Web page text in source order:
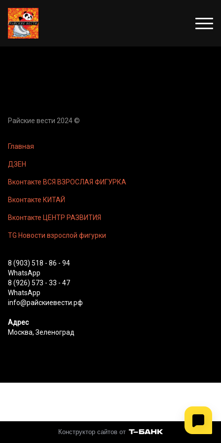
Райские вести 2024 ©
Главная
ДЗЕН
Вконтакте ВСЯ ВЗРОСЛАЯ ФИГУРКА
Вконтакте КИТАЙ
Вконтакте ЦЕНТР РАЗВИТИЯ
TG Новости взрослой фигурки
8 (903) 518 - 86 - 94
WhatsApp
8 (926) 573 - 33 - 47
WhatsApp
info@райскиевести.рф
Адрес
Москва, Зеленоград
Конструктор сайтов от